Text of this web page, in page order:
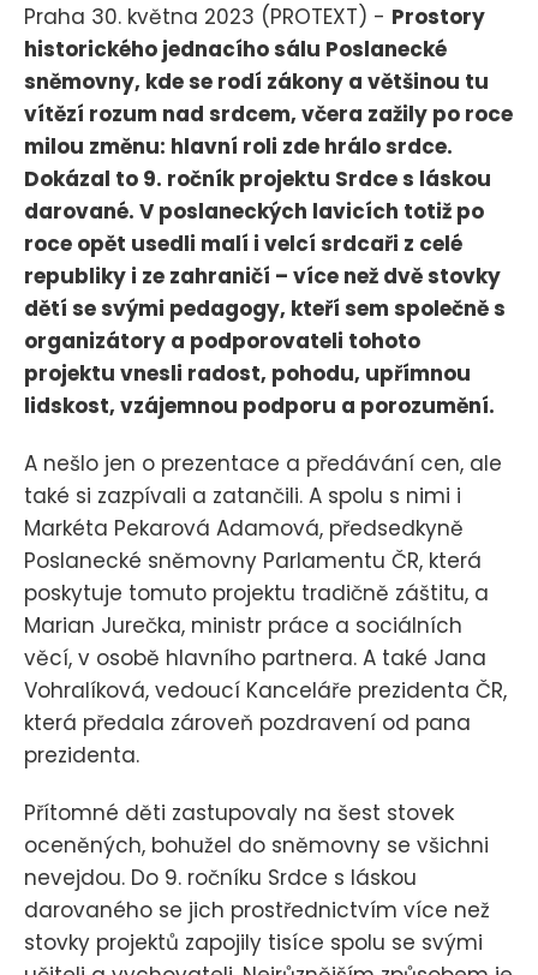
Praha 30. května 2023 (PROTEXT) - Prostory
historického jednacího sálu Poslanecké
sněmovny, kde se rodí zákony a většinou tu
vítězí rozum nad srdcem, včera zažily po roce
milou změnu: hlavní roli zde hrálo srdce.
Dokázal to 9. ročník projektu Srdce s láskou
darované. V poslaneckých lavicích totiž po
roce opět usedli malí i velcí srdcaři z celé
republiky i ze zahraničí – více než dvě stovky
dětí se svými pedagogy, kteří sem společně s
organizátory a podporovateli tohoto
projektu vnesli radost, pohodu, upřímnou
lidskost, vzájemnou podporu a porozumění.
A nešlo jen o prezentace a předávání cen, ale
také si zazpívali a zatančili. A spolu s nimi i
Markéta Pekarová Adamová, předsedkyně
Poslanecké sněmovny Parlamentu ČR, která
poskytuje tomuto projektu tradičně záštitu, a
Marian Jurečka, ministr práce a sociálních
věcí, v osobě hlavního partnera. A také Jana
Vohralíková, vedoucí Kanceláře prezidenta ČR,
která předala zároveň pozdravení od pana
prezidenta.
Přítomné děti zastupovaly na šest stovek
oceněných, bohužel do sněmovny se všichni
nevejdou. Do 9. ročníku Srdce s láskou
darovaného se jich prostřednictvím více než
stovky projektů zapojily tisíce spolu se svými